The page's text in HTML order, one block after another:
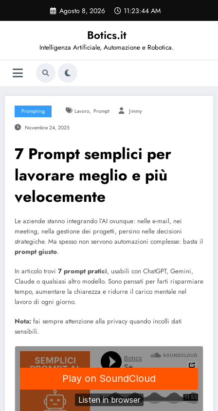
contenuto
Agosto 8, 2026 11:23:44 AM
Botics.it
Intelligenza Artificiale, Automazione e Robotica.
Prompting Lavoro, Prompt Jimmy
Novembre 24, 2025
7 Prompt semplici per
lavorare meglio e più
velocemente
Le aziende stanno integrando l’AI ovunque: nelle e-mail, nei
meeting, nella gestione dei progetti, persino nelle decisioni
strategiche. Ma spesso non servono automazioni complesse: basta il
prompt giusto.
In articolo trovi 7 prompt pratici, usabili con ChatGPT, Gemini,
Claude o qualsiasi altro modello. Sono pensati per farti risparmiare
tempo, aumentare la chiarezza e ridurre il carico mentale nel
lavoro di ogni giorno.
Nota: fai sempre attenzione alla privacy quando incolli dati
sensibili.